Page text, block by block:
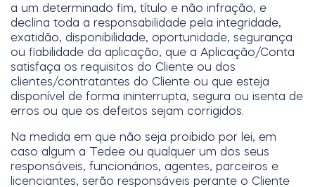
a um determinado fim, título e não infração, e
declina toda a responsabilidade pela integridade,
exatidão, disponibilidade, oportunidade, segurança
ou fiabilidade da aplicação, que a Aplicação/Conta
satisfaça os requisitos do Cliente ou dos
clientes/contratantes do Cliente ou que esteja
disponível de forma ininterrupta, segura ou isenta de
erros ou que os defeitos sejam corrigidos.
Na medida em que não seja proibido por lei, em
caso algum a Tedee ou qualquer um dos seus
responsáveis, funcionários, agentes, parceiros e
licenciantes, serão responsáveis perante o Cliente